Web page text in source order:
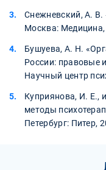
Снежневский, А.
Москва: Медицина,
Бушуева, А. Н.
России: правовые
Научный центр
Куприянова, И. Е.,
методы
Петербург: Питер,